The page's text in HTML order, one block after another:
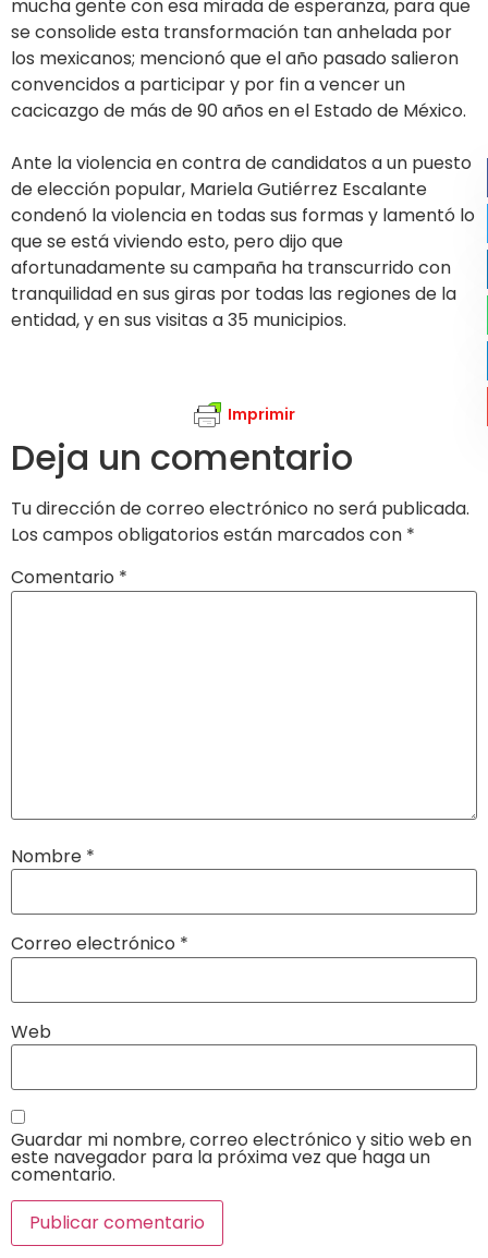
mucha gente con esa mirada de esperanza, para que
se consolide esta transformación tan anhelada por
los mexicanos; mencionó que el año pasado salieron
convencidos a participar y por fin a vencer un
cacicazgo de más de 90 años en el Estado de México.
Ante la violencia en contra de candidatos a un puesto
de elección popular, Mariela Gutiérrez Escalante
condenó la violencia en todas sus formas y lamentó lo
que se está viviendo esto, pero dijo que
afortunadamente su campaña ha transcurrido con
tranquilidad en sus giras por todas las regiones de la
entidad, y en sus visitas a 35 municipios.
Imprimir
Deja un comentario
Tu dirección de correo electrónico no será publicada.
Los campos obligatorios están marcados con *
Comentario *
Nombre *
Correo electrónico *
Web
Guardar mi nombre, correo electrónico y sitio web en
este navegador para la próxima vez que haga un
comentario.